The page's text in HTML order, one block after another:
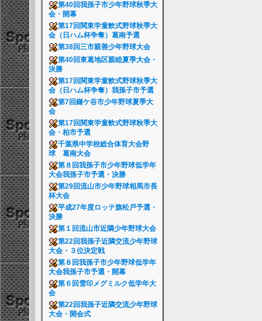
第40回我孫子市少年野球秋季大
会・開幕
第17回関東学童軟式野球秋季大
会（日ハム杯争奪）葛南予選
第38回三市親善少年野球大会
第40回東葛地区親睦夏季大会・
決勝
第17回関東学童軟式野球秋季大
会（日ハム杯争奪）我孫子市予選
第7回鎌ケ谷市少年野球夏季大
会
第17回関東学童軟式野球秋季大
会・柏市予選
千葉県中学校総合体育大会野
球 葛南大会
第８回我孫子市少年野球低学年
大会我孫子市予選・決勝
第29回流山市少年野球相馬市長
杯大会
平成27年度ロッテ旗松戸予選・
決勝
第１回流山市近隣少年野球大会
第22回我孫子近隣交流少年野球
大会・３位決定戦
第８回我孫子市少年野球低学年
大会我孫子市予選・開幕
第６回雪印メグミルク低学年大
会
第22回我孫子近隣交流少年野球
大会・開会式